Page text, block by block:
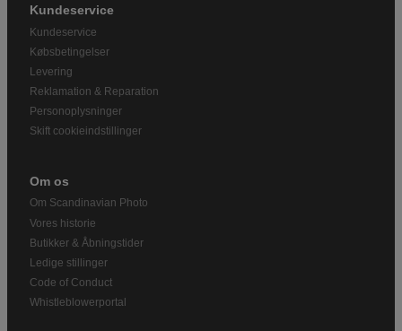
Kundeservice
Kundeservice
Købsbetingelser
Levering
Reklamation & Reparation
Personoplysninger
Skift cookieindstillinger
Om os
Om Scandinavian Photo
Vores historie
Butikker & Åbningstider
Ledige stillinger
Code of Conduct
Whistleblowerportal